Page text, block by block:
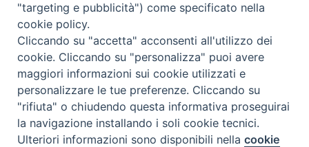
Piazza Duomo
81057 TEANO (CE)
Tel. 0823875428
Copyright © 2025
PREFERENZE COOKIE
"targeting e pubblicità") come specificato nella
cookie policy.
Cliccando su "accetta" acconsenti all'utilizzo dei
cookie. Cliccando su "personalizza" puoi avere
maggiori informazioni sui cookie utilizzati e
personalizzare le tue preferenze. Cliccando su
"rifiuta" o chiudendo questa informativa proseguirai
la navigazione installando i soli cookie tecnici.
Ulteriori informazioni sono disponibili nellacookie